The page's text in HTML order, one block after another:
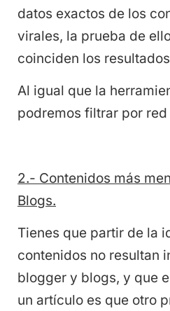
datos exactos de los
virales, la prueba de
coinciden los
Al igual que la
podremos filtrar por red
2.- Contenidos más
Blogs.
Tienes que partir de la
contenidos no resultan
blogger y blogs, y que
un artículo es que otro